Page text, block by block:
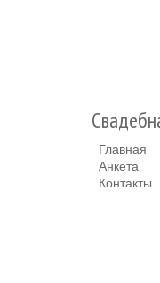
Главная
Анкета
Контакты